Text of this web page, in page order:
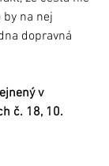
by na nej
dopravná
v
č. 18, 10.